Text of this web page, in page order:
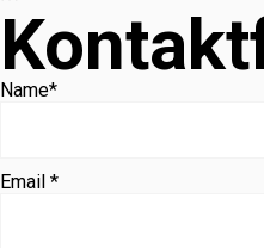
Name*
Email *